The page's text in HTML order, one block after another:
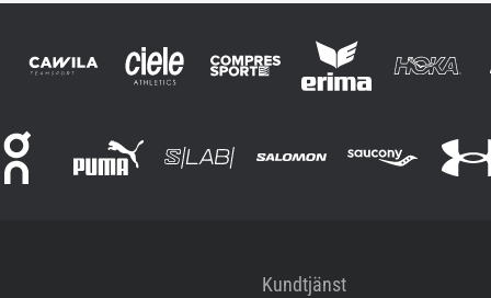
Kundtjänst